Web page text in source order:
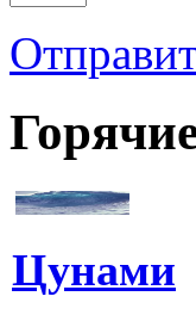
Цунами